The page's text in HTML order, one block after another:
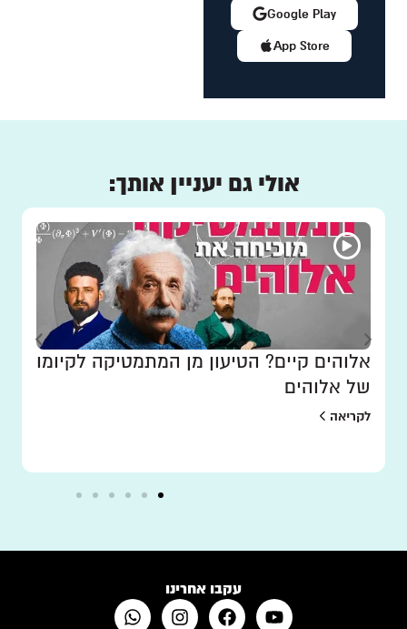
App Store
Google Play
אולי גם יעניין אותך:
אלוהים קיים? הטיעון מן המתמטיקה לקיומו
של אלוהים
לקריאה
עקבו אחרינו